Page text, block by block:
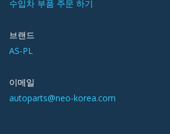
수입차 부품 주문 하기
브랜드
AS-PL
이메일
autoparts@neo-korea.com